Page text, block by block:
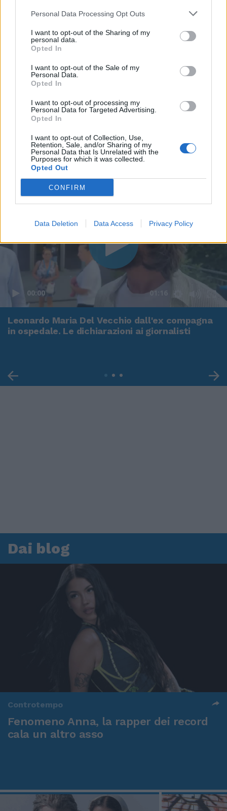
Personal Data Processing Opt Outs
I want to opt-out of the Sharing of my
personal data.
Opted In
I want to opt-out of the Sale of my
Personal Data.
Opted In
I want to opt-out of processing my
Personal Data for Targeted Advertising.
Opted In
I want to opt-out of Collection, Use,
Retention, Sale, and/or Sharing of my
Personal Data that Is Unrelated with the
Purposes for which it was collected.
Opted Out
CONFIRM
Data Deletion Data Access Privacy Policy
00:00 01:16
Leonardo Maria Del Vecchio dall'ex compagna
in ospedale. Le dichiarazioni ai giornalisti
Dai blog
Controtempo
Fenomeno Anna, la rapper dei record
cala un altro asso